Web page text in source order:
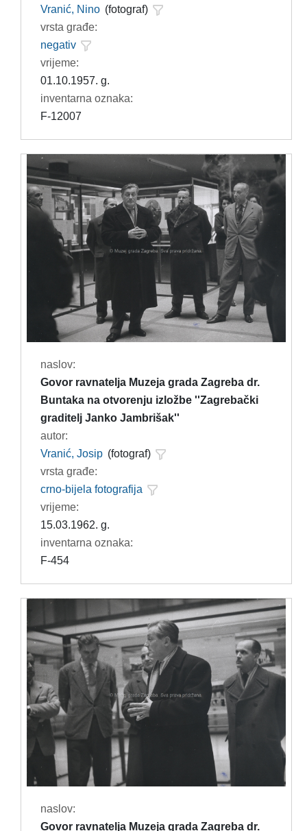
Vranić, Nino (fotograf)
vrsta građe:
negativ
vrijeme:
01.10.1957. g.
inventarna oznaka:
F-12007
naslov:
Govor ravnatelja Muzeja grada Zagreba dr.
Buntaka na otvorenju izložbe ''Zagrebački
graditelj Janko Jambrišak''
autor:
Vranić, Josip (fotograf)
vrsta građe:
crno-bijela fotografija
vrijeme:
15.03.1962. g.
inventarna oznaka:
F-454
naslov:
Govor ravnatelja Muzeja grada Zagreba dr.